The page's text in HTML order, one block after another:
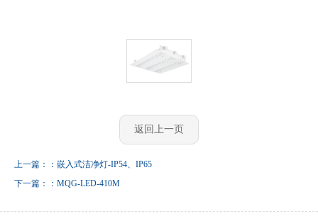
返回上一页
上一篇：：嵌入式洁净灯-IP54、IP65
下一篇：：MQG-LED-410M